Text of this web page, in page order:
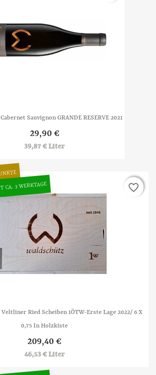
Sauvignon GRANDE RESERVE 2021
29,90 €
39,87 € Liter
Ried Scheiben 1ÖTW-Erste Lage 2022/ 6 X
0,75 In Holzkiste
209,40 €
46,53 € Liter
CA. 3 WERKTAGE favorite_border
favorite_border